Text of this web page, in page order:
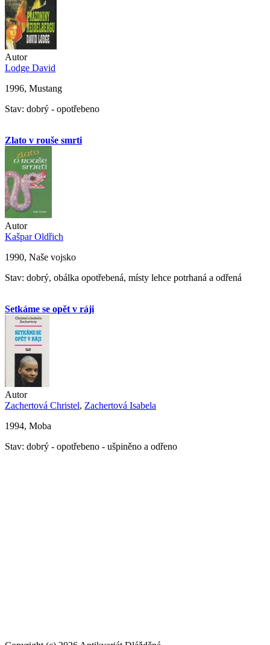
Autor
Lodge David
1996, Mustang
Stav: dobrý - opotřebeno
Zlato v rouše smrti
Autor
Kašpar Oldřich
1990, Naše vojsko
Stav: dobrý, obálka opotřebená, místy lehce potrhaná a odřená
Setkáme se opět v ráji
Autor
Zachertová Christel, Zachertová Isabela
1994, Moba
Stav: dobrý - opotřebeno - ušpiněno a odřeno